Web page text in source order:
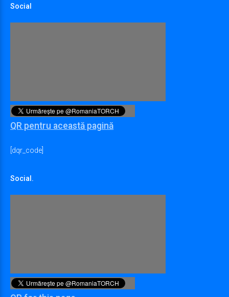
Social
QR pentru această pagină
[dqr_code]
Social.